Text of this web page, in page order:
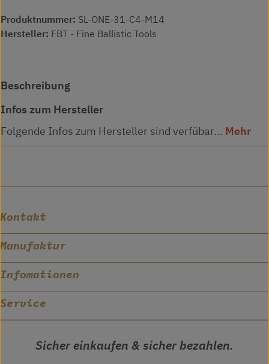
Produktnummer: SL-ONE-31-C4-M14
Hersteller: FBT - Fine Ballistic Tools
Beschreibung
Infos zum Hersteller
Folgende Infos zum Hersteller sind verfübar... Mehr
Kontakt
Manufaktur
Infomationen
Service
Sicher einkaufen & sicher bezahlen.